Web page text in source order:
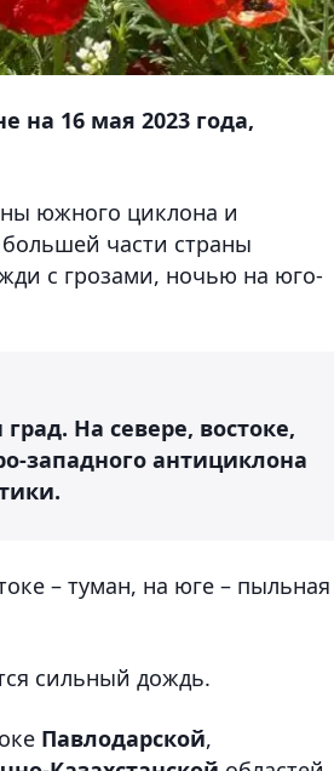
на 16 мая 2023 года,
южного циклона и
части страны
с грозами, ночью на юго-
На севере, востоке,
западного антициклона
– туман, на юге – пыльная
сильный дождь.
Павлодарской,